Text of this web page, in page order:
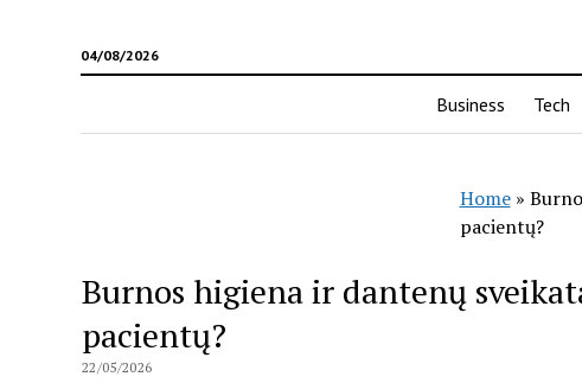
04/08/2026
Business Tech
Home»
pacientų?
Burnos higiena ir dantenų
pacientų?
22/05/2026